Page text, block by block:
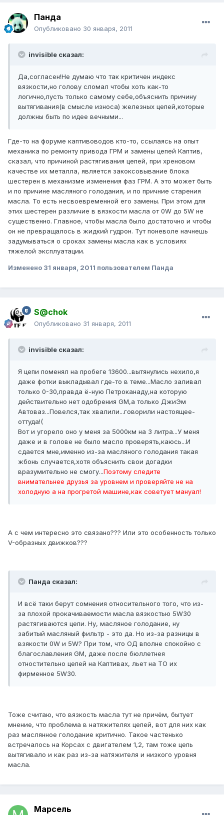
Панда
Опубликовано 30 января, 2011
invisible сказал:
Да,согласен!Не думаю что так критичен индекс
вязкости,но голову сломал чтобы хоть как-то
логично,пусть только самому себе,объяснить причину
вытягивания(в смысле износа) железных цепей,которые
должны быть по идее вечными...
Где-то на форуме каптивоводов кто-то, ссылаясь на опыт
механика по ремонту привода ГРМ и замены цепей Каптив,
сказал, что причиной растягивания цепей, при хреновом
качестве их металла, является закоксовывание блока
шестерен в механизме изменения фаз ГРМ. А это может быть
и по причине масляного голодания, и по причние старения
масла. То есть несвоевременной его замены. При этом для
этих шестерен различие в вязкости масла от 0W до 5W не
существенно. Главное, чтобы масла было достаточно и чтобы
он не превращалось в жидкий гудрон. Тут поневоле начнешь
задумываться о сроках замены масла как в условиях
тяжелой эксплуатации.
Изменено 31 января, 2011 пользователем Панда
S@chok
Опубликовано 31 января, 2011
invisible сказал:
Я цепи поменял на пробеге 13600...вытянулись нехило,я
даже фотки выкладывал где-то в теме...Масло заливал
только 0-30,правда ё-ную Петроканаду,на которую
действительно нет одобрения GM,а только ДжиЭм
Автоваз...Повелся,так хвалили...говорили настоящее-
оттуда!(
Вот и угорело оно у меня за 5000км на 3 литра...У меня
даже и в голове не было масло проверять,каюсь...И
сдается мне,именно из-за масляного голодания такая
жбонь случается,хотя объяснить свои догадки
вразумительно не смогу...Поэтому следите
внимательнее друзья за уровнем и проверяйте не на
холодную а на прогретой машине,как советует мануал!
А с чем интересно это связано??? Или это особенность только
V-образных движков???
Панда сказал:
И всё таки берут сомнения относительного того, что из-
за плохой прокачиваемости масла вязкостью 5W30
растягиваются цепи. Ну, масляное голодание, ну
забитый масляный фильтр - это да. Но из-за разницы в
взякости 0W и 5W? При том, что ОД вполне спокойно с
благославления GM, даже после бюллетнея
отностительно цепей на Каптивах, льет на ТО их
фирменное 5W30.
Тоже считаю, что вязкость масла тут не причём, бытует
мнение, что проблема в натяжителях цепей, вот для них как
раз маслянное голодание критично. Такое частенько
встречалось на Корсах с двигателем 1,2, там тоже цепь
вытягивало и как раз из-за натяжителя и низкого уровня
масла.
Марсель